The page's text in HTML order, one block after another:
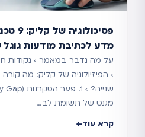
מדע לכתיבת מודעות
על מה נדבר במאמר › נקודות
› הפיזיולוגיה של קליק: מה
מגנט של תשומת לב…
קרא עוד